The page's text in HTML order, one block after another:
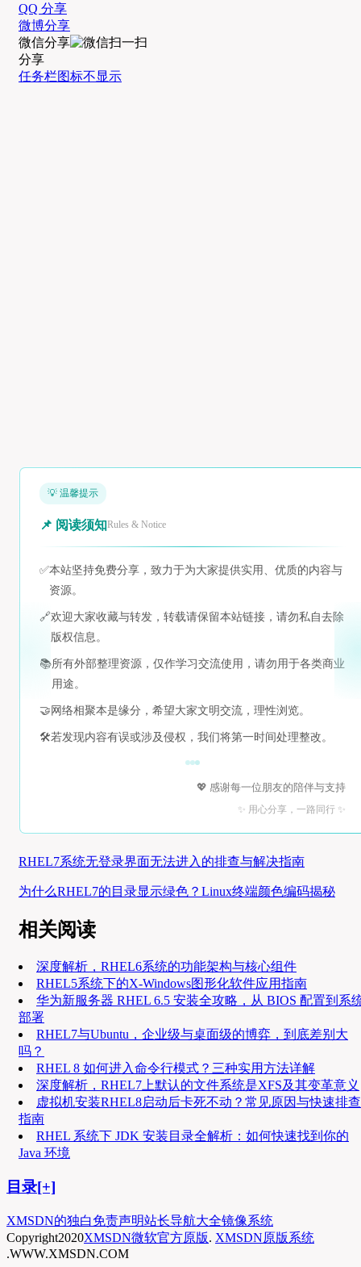
QQ 分享
微博分享
微信分享
分享
任务栏图标不显示
💡 温馨提示
📌 阅读须知Rules & Notice
✅本站坚持免费分享，致力于为大家提供实用、优质的内容与
资源。
🔗欢迎大家收藏与转发，转载请保留本站链接，请勿私自去除
版权信息。
📚所有外部整理资源，仅作学习交流使用，请勿用于各类商业
用途。
🤝 网络相聚本是缘分，希望大家文明交流，理性浏览。
🛠️若发现内容有误或涉及侵权，我们将第一时间处理整改。
💖 感谢每一位朋友的陪伴与支持
✨ 用心分享，一路同行 ✨
RHEL7系统无登录界面无法进入的排查与解决指南
为什么RHEL7的目录显示绿色？Linux终端颜色编码揭秘
相关阅读
深度解析，RHEL6系统的功能架构与核心组件
RHEL5系统下的X-Windows图形化软件应用指南
华为新服务器 RHEL 6.5 安装全攻略，从 BIOS 配置到系
部署
RHEL7与Ubuntu，企业级与桌面级的博弈，到底差别大
吗？
RHEL 8 如何进入命令行模式？三种实用方法详解
深度解析，RHEL7上默认的文件系统是XFS及其变革意义
虚拟机安装RHEL8启动后卡死不动？常见原因与快速排查
指南
RHEL 系统下 JDK 安装目录全解析：如何快速找到你的
Java 环境
目录[+]
XMSDN的独白免责声明站长导航大全镜像系统
Copyright2020XMSDN微软官方原版. XMSDN原版系统
.WWW.XMSDN.COM